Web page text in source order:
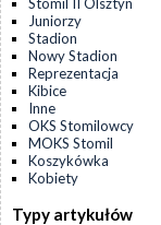
Stomil II Olsztyn
Juniorzy
Stadion
Nowy Stadion
Reprezentacja
Kibice
Inne
OKS Stomilowcy
MOKS Stomil
Koszykówka
Kobiety
Typy artykułów